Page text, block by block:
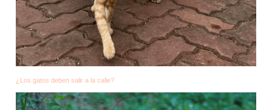
¿Los gatos deben salir a la calle?